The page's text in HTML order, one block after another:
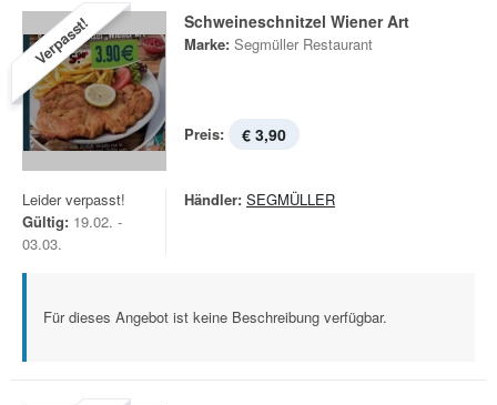
Verpasst! Schweineschnitzel Wiener Art
Marke: Segmüller Restaurant
Preis: € 3,90
Leider verpasst!
Gültig: 19.02. -
03.03.
Händler: SEGMÜLLER
Für dieses Angebot ist keine Beschreibung verfügbar.